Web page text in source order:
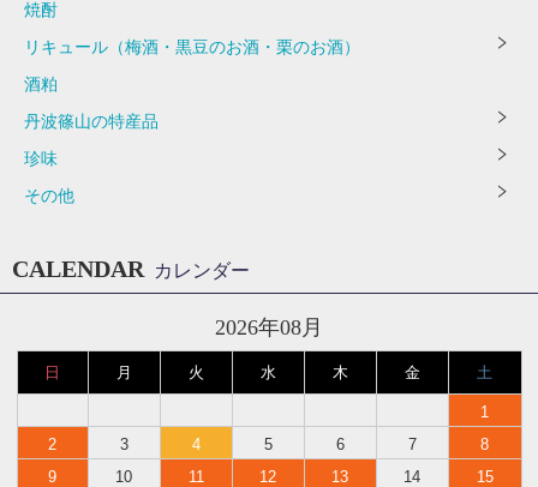
焼酎
リキュール（梅酒・黒豆のお酒・栗のお酒）
酒粕
丹波篠山の特産品
珍味
その他
CALENDAR カレンダー
2026年08月
日 月 火 水 木 金 土
1
2
3 4 5 6 7
8
9
10 11 12 13 14
15